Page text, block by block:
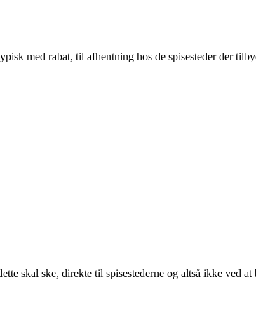
med rabat, til afhentning hos de spisesteder der
skal ske, direkte til spisestederne og altså ikke ved